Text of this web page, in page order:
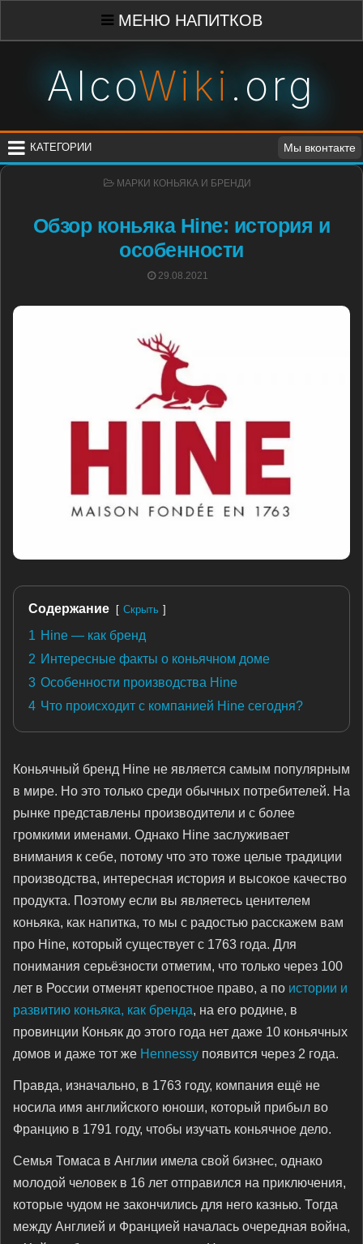
content
МЕНЮ НАПИТКОВ
AlcoWiki .org
КАТЕГОРИИ Мы вконтакте
POSTED
МАРКИ КОНЬЯКА И БРЕНДИ
Обзор коньяка Hine: история и
особенности
POSTED
29.08.2021
Содержание Скрыть
1 Hine — как бренд
2 Интересные факты о коньячном доме
3 Особенности производства Hine
4 Что происходит с компанией Hine сегодня?
Коньячный бренд Hine не является самым популярным
в мире. Но это только среди обычных потребителей. На
рынке представлены производители и с более
громкими именами. Однако Hine заслуживает
внимания к себе, потому что это тоже целые традиции
производства, интересная история и высокое качество
продукта. Поэтому если вы являетесь ценителем
коньяка, как напитка, то мы с радостью расскажем вам
про Hine, который существует с 1763 года. Для
понимания серьёзности отметим, что только через 100
лет в России отменят крепостное право, а по истории и
развитию коньяка, как бренда, на его родине, в
провинции Коньяк до этого года нет даже 10 коньячных
домов и даже тот же Hennessy появится через 2 года.
Правда, изначально, в 1763 году, компания ещё не
носила имя английского юноши, который прибыл во
Францию в 1791 году, чтобы изучать коньячное дело.
Семья Томаса в Англии имела свой бизнес, однако
молодой человек в 16 лет отправился на приключения,
которые чудом не закончились для него казнью. Тогда
между Англией и Францией началась очередная война,